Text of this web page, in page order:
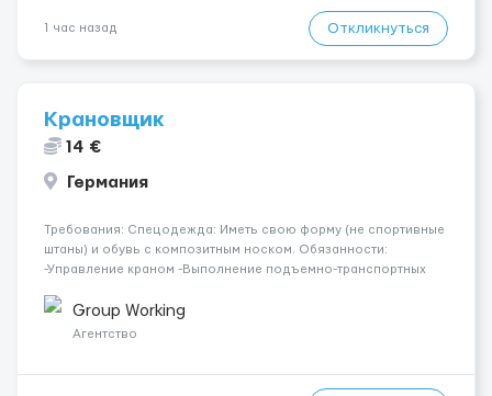
1 час назад Откликнуться
Крановщик
14 €
Германия
Требования: Спецодежда: Иметь свою форму (не спортивные
штаны) и обувь с композитным носком. Обязанности:
-Управление краном -Выполнение подъемно-транспортных
инструкций по безопасности. -Опыт управления различными
типами кранов (моб...
Group Working
Агентство